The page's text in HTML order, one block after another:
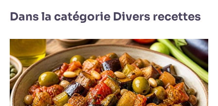
Dans la catégorie Divers recettes